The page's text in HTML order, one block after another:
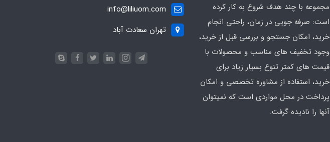
مجموعه با چند هدف شروع به کار کرده
است: صرفه جویی در زمان، راحتی انجام
خرید، امکان جستجو و بررسی قبل از خرید،
وجود تخفیف های مناسب و محصولات با
قیمت های کمتر تنوع بسیار زیاد برای
خرید، استفاده از مشاوره تخصصی و امکان
پرداخت در محل مواردی است که نمیتوان
آنها را نادیده گرفت.
info@liliuom.com
تهران سعادت آباد